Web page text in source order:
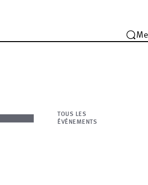
TOUS LES
ÉVÉNEMENTS